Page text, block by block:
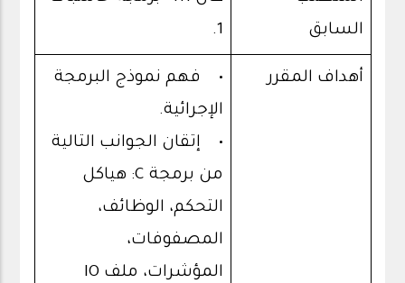
السابق
1.
أهداف المقرر
• فهم نموذج البرمجة
الإجرائية.
• إتقان الجوانب التالية
من برمجة C: هياكل
التحكم، الوظائف،
المصفوفات،
المؤشرات، ملف IO